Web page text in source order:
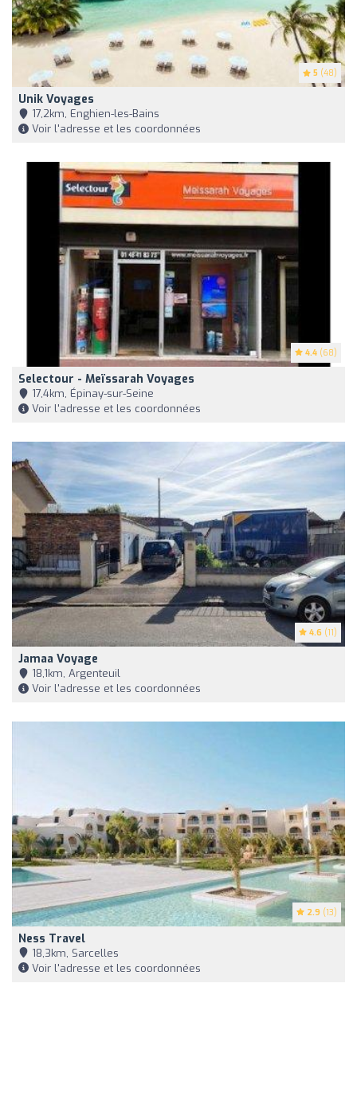
5 (48)
Unik Voyages
17,2km, Enghien-les-Bains
Voir l'adresse et les coordonnées
4.4 (68)
Selectour - Meïssarah Voyages
17,4km, Épinay-sur-Seine
Voir l'adresse et les coordonnées
4.6 (11)
Jamaa Voyage
18,1km, Argenteuil
Voir l'adresse et les coordonnées
2.9 (13)
Ness Travel
18,3km, Sarcelles
Voir l'adresse et les coordonnées